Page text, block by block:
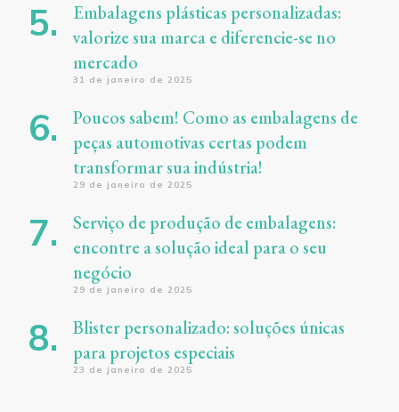
Embalagens plásticas personalizadas:
valorize sua marca e diferencie-se no
mercado
31 de janeiro de 2025
Poucos sabem! Como as embalagens de
peças automotivas certas podem
transformar sua indústria!
29 de janeiro de 2025
Serviço de produção de embalagens:
encontre a solução ideal para o seu
negócio
29 de janeiro de 2025
Blister personalizado: soluções únicas
para projetos especiais
23 de janeiro de 2025